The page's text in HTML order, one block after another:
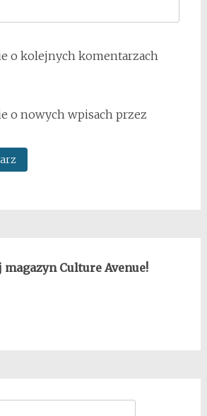
o kolejnych komentarzach
o nowych wpisach przez
magazyn Culture Avenue!